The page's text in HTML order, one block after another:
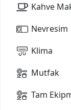
Kahve
Nevresim
Klima
Mutfak
Tam